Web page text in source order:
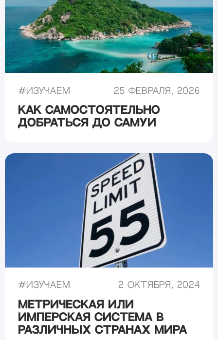
#Изучаем 25 февраля, 2026
Как самостоятельно
добраться до Самуи
#Изучаем 2 октября, 2024
Метрическая или
имперская система в
различных странах мира